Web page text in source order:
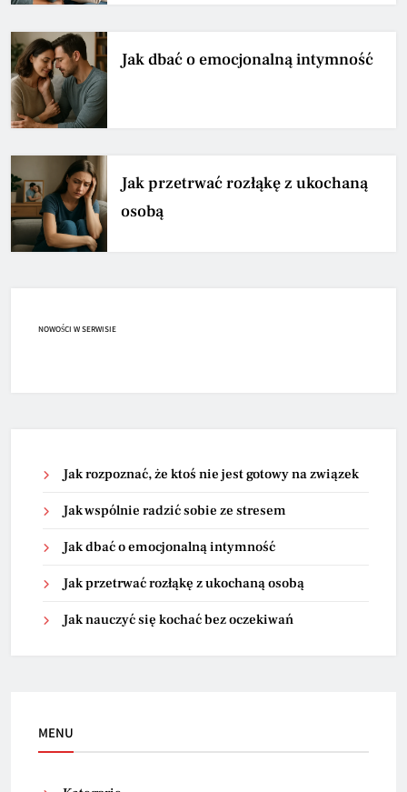
Jak dbać o emocjonalną intymność
Jak przetrwać rozłąkę z ukochaną
osobą
NOWOŚCI W SERWISIE
Jak rozpoznać, że ktoś nie jest gotowy na związek
Jak wspólnie radzić sobie ze stresem
Jak dbać o emocjonalną intymność
Jak przetrwać rozłąkę z ukochaną osobą
Jak nauczyć się kochać bez oczekiwań
MENU